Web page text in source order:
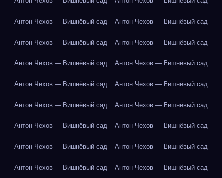
Антон Чехов — Вишнёвый сад Антон Чехов — Вишнёвый сад
Антон Чехов — Вишнёвый сад Антон Чехов — Вишнёвый сад
Антон Чехов — Вишнёвый сад Антон Чехов — Вишнёвый сад
Антон Чехов — Вишнёвый сад Антон Чехов — Вишнёвый сад
Антон Чехов — Вишнёвый сад Антон Чехов — Вишнёвый сад
Антон Чехов — Вишнёвый сад Антон Чехов — Вишнёвый сад
Антон Чехов — Вишнёвый сад Антон Чехов — Вишнёвый сад
Антон Чехов — Вишнёвый сад Антон Чехов — Вишнёвый сад